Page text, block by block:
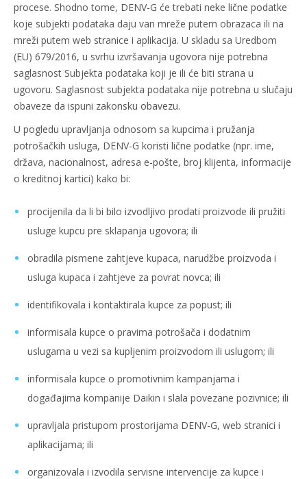
procese. Shodno tome, DENV-G će trebati neke lične podatke
koje subjekti podataka daju van mreže putem obrazaca ili na
mreži putem web stranice i aplikacija. U skladu sa Uredbom
(EU) 679/2016, u svrhu izvršavanja ugovora nije potrebna
saglasnost Subjekta podataka koji je ili će biti strana u
ugovoru. Saglasnost subjekta podataka nije potrebna u slučaju
obaveze da ispuni zakonsku obavezu.
U pogledu upravljanja odnosom sa kupcima i pružanja
potrošačkih usluga, DENV-G koristi lične podatke (npr. ime,
država, nacionalnost, adresa e-pošte, broj klijenta, informacije
o kreditnoj kartici) kako bi:
procijenila da li bi bilo izvodljivo prodati proizvode ili pružiti
usluge kupcu pre sklapanja ugovora; ili
obradila pismene zahtjeve kupaca, narudžbe proizvoda i
usluga kupaca i zahtjeve za povrat novca; ili
identifikovala i kontaktirala kupce za popust; ili
informisala kupce o pravima potrošača i dodatnim
uslugama u vezi sa kupljenim proizvodom ili uslugom; ili
informisala kupce o promotivnim kampanjama i
događajima kompanije Daikin i slala povezane pozivnice; ili
upravljala pristupom prostorijama DENV-G, web stranici i
aplikacijama; ili
organizovala i izvodila servisne intervencije za kupce i